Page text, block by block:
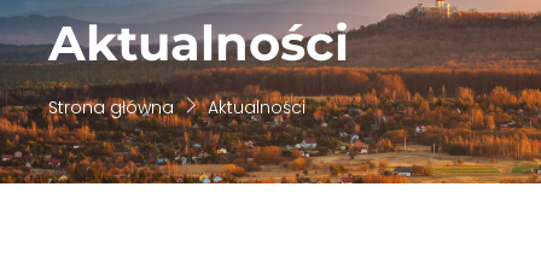
Aktualności
Strona główna Aktualności